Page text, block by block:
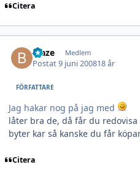
Citera
blaze Medlem
Postat9 juni 200818 år
FÖRFATTARE
Jag hakar nog på jag med
låter bra de, då får du
byter kar så kanske du får
Citera